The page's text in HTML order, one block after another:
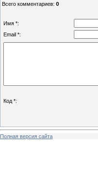
Всего комментариев: 0
Имя *:
Email *:
Код *:
Полная версия сайта